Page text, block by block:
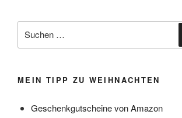
nach:
MEIN TIPP ZU WEIHNACHTEN
Geschenkgutscheine von Amazon